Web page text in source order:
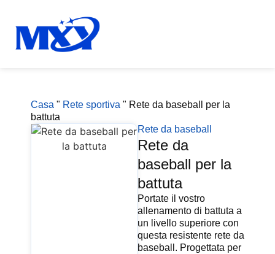
Casa " Rete sportiva " Rete da baseball per la
battuta
Rete da baseball
Rete da
baseball per la
battuta
Portate il vostro
allenamento di battuta a
un livello superiore con
questa resistente rete da
baseball. Progettata per